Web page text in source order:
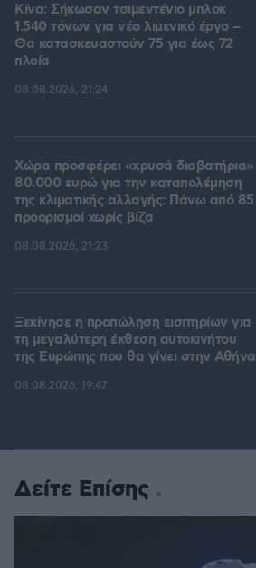
Κίνα: Σήκωσαν τσιμεντένιο μπλοκ
1.540 τόνων για νέο λιμενικό έργο –
Θα κατασκευαστούν 75 για έως 72
πλοία
08.08.2026, 21:24
Χώρα προσφέρει «χρυσά διαβατήρια»
80.000 ευρώ για την καταπολέμηση
της κλιματικής αλλαγής: Πάνω από 85
προορισμοί χωρίς βίζα
08.08.2026, 21:23
Ξεκίνησε η προπώληση εισιτηρίων για
τη μεγαλύτερη έκθεση αυτοκινήτου
της Ευρώπης που θα γίνει στην Αθήνα
08.08.2026, 19:47
Δείτε Επίσης